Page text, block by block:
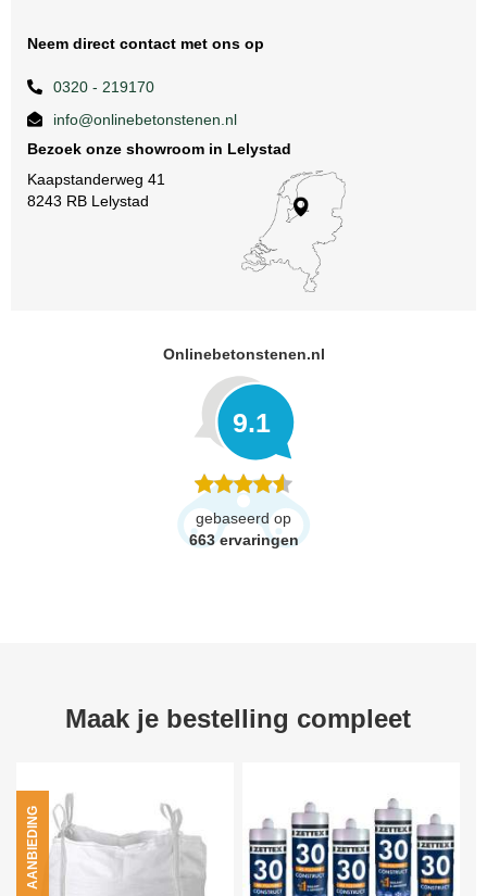
Neem direct contact met ons op
0320 - 219170
info@onlinebetonstenen.nl
Bezoek onze showroom in Lelystad
Kaapstanderweg 41
8243 RB Lelystad
Onlinebetonstenen.nl
9.1
gebaseerd op
663 ervaringen
Maak je bestelling compleet
AANBIEDING